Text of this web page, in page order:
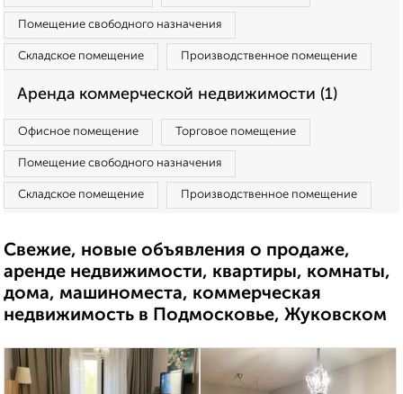
Помещение свободного назначения
Складское помещение Производственное помещение
Аренда коммерческой недвижимости (1)
Офисное помещение Торговое помещение
Помещение свободного назначения
Складское помещение Производственное помещение
Свежие, новые объявления о продаже,
аренде недвижимости, квартиры, комнаты,
дома, машиноместа, коммерческая
недвижимость в Подмосковье, Жуковском